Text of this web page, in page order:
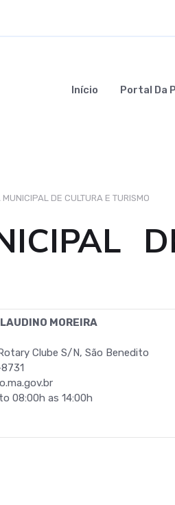
Início Portal Da
MUNICIPAL DE CULTURA E TURISMO
MOREIRA
Clube S/N, São Benedito
08:00h as 14:00h